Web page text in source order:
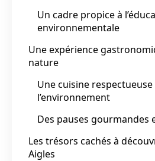
Un cadre propice à
environnementale
Une expérience
nature
Une cuisine respectueuse
l’environnement
Des pauses gourmandes
Les trésors cachés à
Aigles